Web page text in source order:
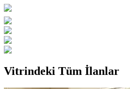
Vitrindeki Tüm İlanlar